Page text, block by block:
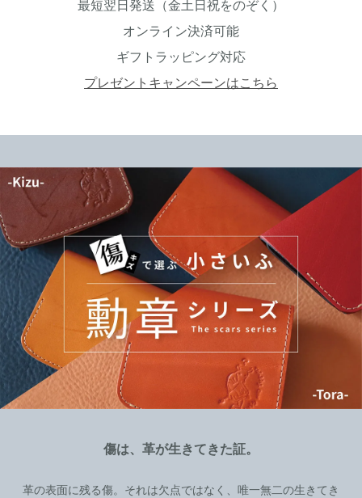
最短翌日発送（金土日祝をのぞく）
オンライン決済可能
ギフトラッピング対応
プレゼントキャンペーンはこちら
傷は、革が生きてきた証。
革の表面に残る傷。それは欠点ではなく、唯一無二の生きてき